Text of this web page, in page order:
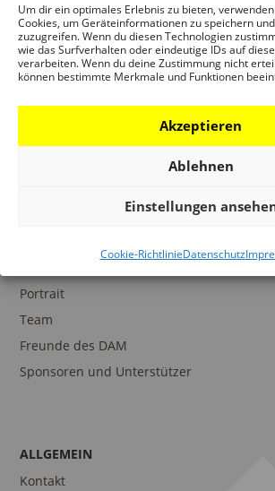
Um dir ein optimales Erlebnis zu bieten,
Cookies, um Geräteinformationen zu speichern
zuzugreifen. Wenn du diesen Technologien
wie das Surfverhalten oder eindeutige IDs auf
verarbeiten. Wenn du deine Zustimmung nicht
können bestimmte Merkmale und Funktionen
Akzeptieren
Ablehnen
Einstellungen
Cookie-RichtlinieDatenschutz
Ansprechpartner
SAMMLUNGEN
Portrait
Team
Freunde des DAM
Sponsoren und Unterstützer
ALLGEMEIN
Kontakt